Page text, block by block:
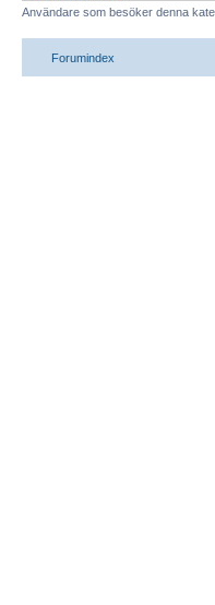
Användare som besöker denna
Forumindex